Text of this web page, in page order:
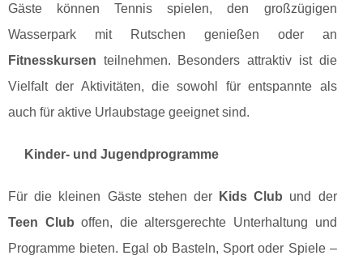
Gäste können Tennis spielen, den großzügigen
Wasserpark mit Rutschen genießen oder an
Fitnesskursen teilnehmen. Besonders attraktiv ist die
Vielfalt der Aktivitäten, die sowohl für entspannte als
auch für aktive Urlaubstage geeignet sind.
Kinder- und Jugendprogramme
Für die kleinen Gäste stehen der Kids Club und der
Teen Club offen, die altersgerechte Unterhaltung und
Programme bieten. Egal ob Basteln, Sport oder Spiele –